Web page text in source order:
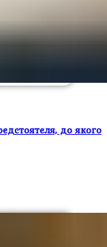
до якого